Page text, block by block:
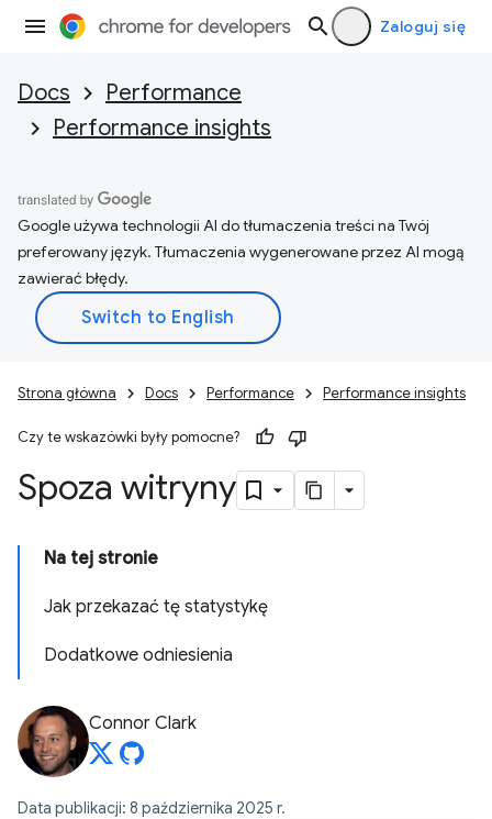
Zaloguj się
Docs
Performance
Performance insights
Google używa technologii AI do tłumaczenia treści na Twój
preferowany język. Tłumaczenia wygenerowane przez AI mogą
zawierać błędy.
Strona główna Docs Performance Performance insights
Czy te wskazówki były pomocne?
Spoza witryny
Na tej stronie
Jak przekazać tę statystykę
Dodatkowe odniesienia
Connor Clark
Data publikacji: 8 października 2025 r.